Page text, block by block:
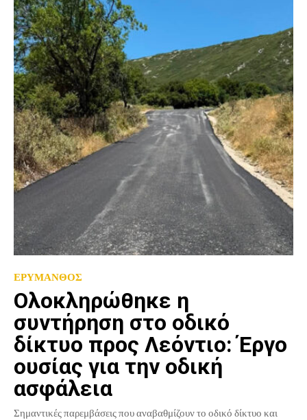
ΕΡΥΜΑΝΘΟΣ
Ολοκληρώθηκε η
συντήρηση στο οδικό
δίκτυο προς Λεόντιο: Έργο
ουσίας για την οδική
ασφάλεια
Σημαντικές παρεμβάσεις που αναβαθμίζουν το οδικό δίκτυο και